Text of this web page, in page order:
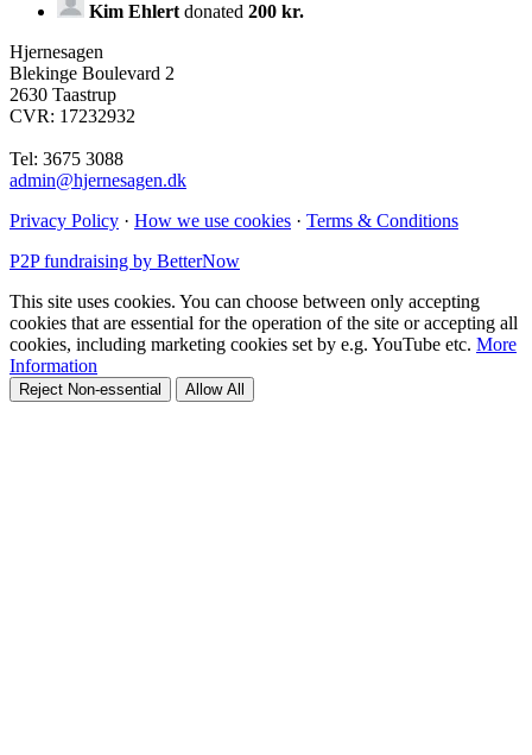
Kim Ehlertdonated 200 kr.
Hjernesagen
Blekinge Boulevard 2
2630 Taastrup
CVR: 17232932
Tel: 3675 3088
admin@hjernesagen.dk
Privacy Policy · How we use cookies · Terms & Conditions
P2P fundraising by BetterNow
This site uses cookies. You can choose between only accepting
cookies that are essential for the operation of the site or accepting all
cookies, including marketing cookies set by e.g. YouTube etc. More
Information
Reject Non-essential Allow All